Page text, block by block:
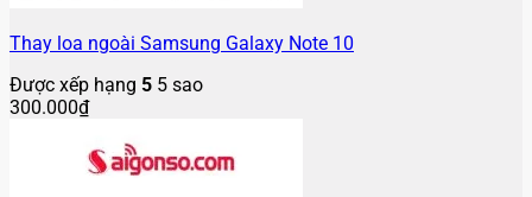
Thay loa ngoài Samsung Galaxy Note 10
Được xếp hạng 5 5 sao
300.000₫